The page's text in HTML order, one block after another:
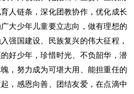
人链条，深化团教协作，优化成长
大少年儿童要立志向，做有理想的
强国建设、民族复兴的伟大征程，
好少年，珍惜时光、不负韶华，潜
，努力成为可堪大用、能担重任的
，感恩向善、团结友爱，在点滴中